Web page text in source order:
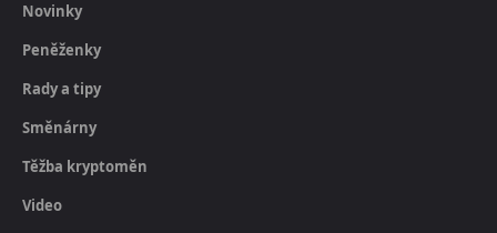
Novinky
Peněženky
Rady a tipy
Směnárny
Těžba kryptoměn
Video